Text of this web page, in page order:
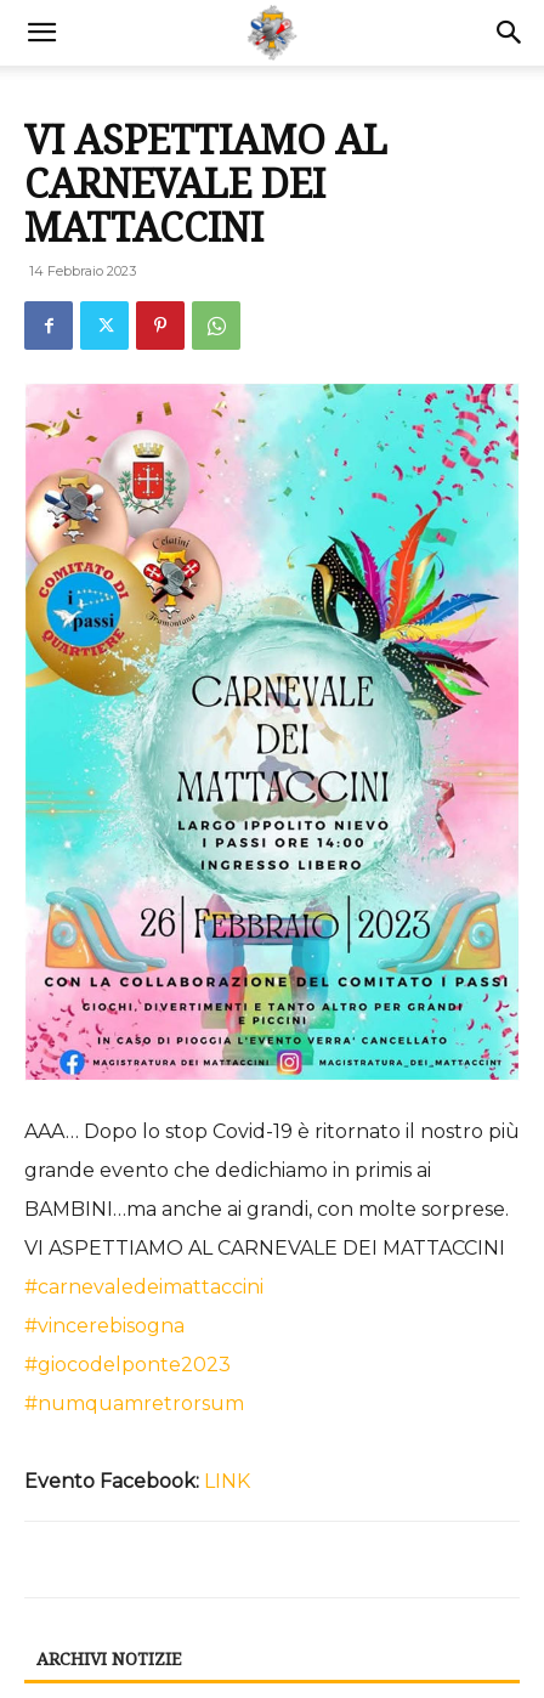
VI ASPETTIAMO AL
CARNEVALE DEI
MATTACCINI
14 Febbraio 2023
AAA… Dopo lo stop Covid-19 è ritornato il nostro più
grande evento che dedichiamo in primis ai
BAMBINI…ma anche ai grandi, con molte sorprese.
VI ASPETTIAMO AL CARNEVALE DEI MATTACCINI
#carnevaledeimattaccini
#vincerebisogna
#giocodelponte2023
#numquamretrorsum
Evento Facebook: LINK
ARCHIVI NOTIZIE